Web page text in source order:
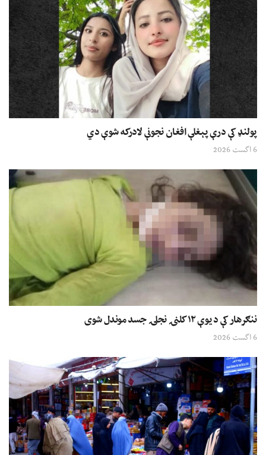
پولنډ کې درې پېغلې افغان نجونې لادرکه شوې دي
6 اگست 2026
ننګرهار کې د یوې ۱۲ کلنۍ نجلۍ جسد موندل شوی
6 اگست 2026